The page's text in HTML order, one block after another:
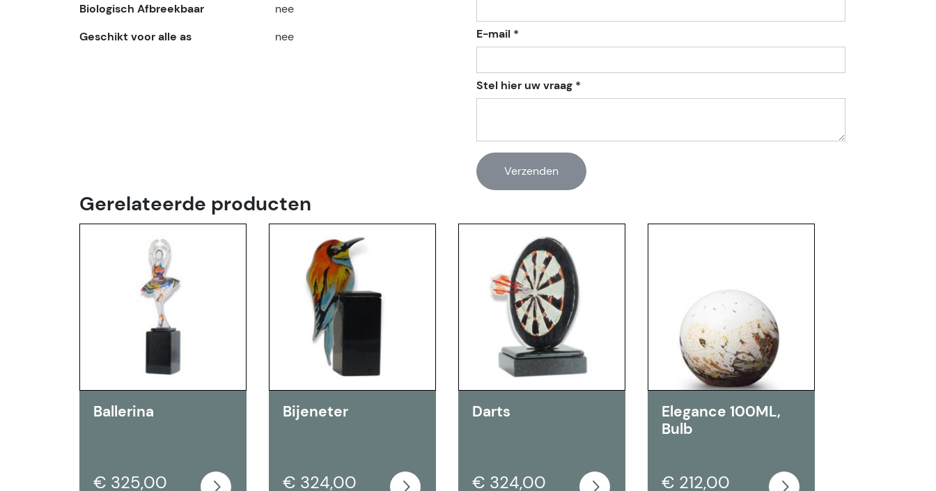
Biologisch Afbreekbaar
nee
Geschikt voor alle as
nee E-mail *
Stel hier uw vraag *
Gerelateerde producten
Ballerina
€ 325,00
Bijeneter
€ 324,00
Darts
€ 324,00
Elegance 100ML,
Bulb
€ 212,00